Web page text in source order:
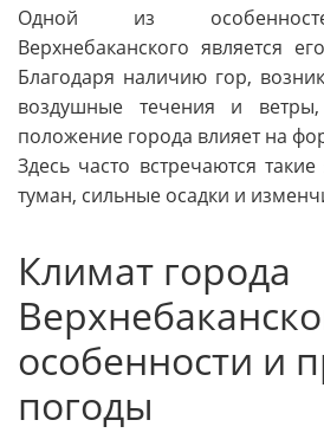
Одной из
Верхнебаканского является
Благодаря наличию гор,
воздушные течения и ветры,
положение города влияет на
Здесь часто встречаются
туман, сильные осадки и
Климат города
особенности и
погоды